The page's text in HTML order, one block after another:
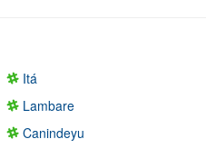
Itá
Lambare
Canindeyu